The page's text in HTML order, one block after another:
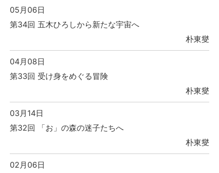
05月06日
第34回 五木ひろしから新たな宇宙へ
朴東燮
04月08日
第33回 受け身をめぐる冒険
朴東燮
03月14日
第32回 「お」の森の迷子たちへ
朴東燮
02月06日